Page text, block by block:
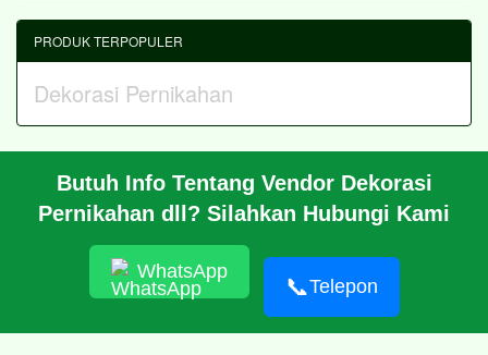
Butuh Info Tentang Vendor Dekorasi
Pernikahan dll? Silahkan Hubungi Kami
WhatsApp
📞Telepon
PRODUK TERPOPULER
Dekorasi Pernikahan
BERANDA
PROFIL
CARA PESAN
HUBUNGI KAMI
RSS|sitemap.xml